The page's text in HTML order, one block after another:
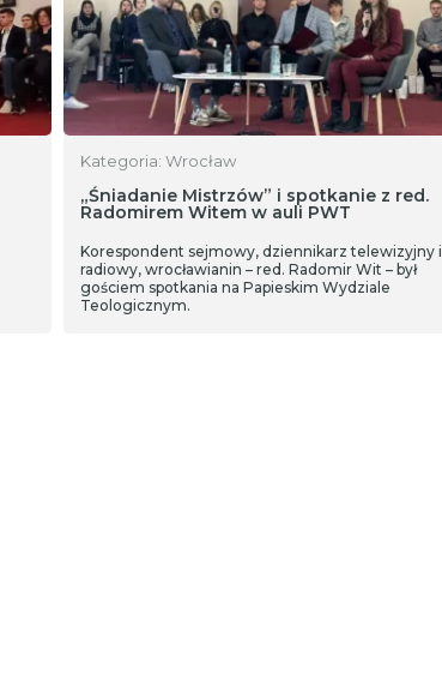
Kategoria: Wrocław
„Śniadanie Mistrzów” i spotkanie z red.
Radomirem Witem w auli PWT
Korespondent sejmowy, dziennikarz telewizyjny i
radiowy, wrocławianin – red. Radomir Wit – był
gościem spotkania na Papieskim Wydziale
Teologicznym.